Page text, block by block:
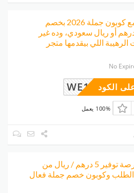
وفر أكثر مع كوبون جملة 2026 بخصم
5 درهم أو ريال سعودي، وده غير
اللي بيقدمها متجر
No
WE14 الكود
100% يعمل
لا تفوت فرصة توفير 5 درهم / ريال من
الطلب وكوبون خصم جملة فعال